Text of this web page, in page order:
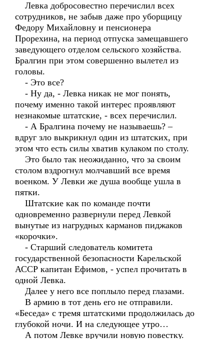
Левка добросовестно перечислил всех
сотрудников, не забыв даже про уборщицу
Федору Михайловну и пенсионера
Прорехина, на период отпуска замещавшего
заведующего отделом сельского хозяйства.
Бралгин при этом совершенно вылетел из
головы.
- Это все?
- Ну да, - Левка никак не мог понять,
почему именно такой интерес проявляют
незнакомые штатские, - всех перечислил.
- А Бралгина почему не называешь? –
вдруг зло выкрикнул один из штатских, при
этом что есть силы хватив кулаком по столу.
Это было так неожиданно, что за своим
столом вздрогнул молчавший все время
военком. У Левки же душа вообще ушла в
пятки.
Штатские как по команде почти
одновременно развернули перед Левкой
вынутые из нагрудных карманов пиджаков
«корочки».
- Старший следователь комитета
государственной безопасности Карельской
АССР капитан Ефимов, - успел прочитать в
одной Левка.
Далее у него все поплыло перед глазами.
В армию в тот день его не отправили.
«Беседа» с тремя штатскими продолжилась до
глубокой ночи. И на следующее утро…
А потом Левке вручили новую повестку.